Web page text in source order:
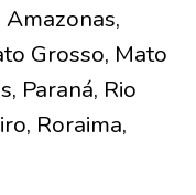
Grosso, Mato
Paraná, Rio
Roraima,